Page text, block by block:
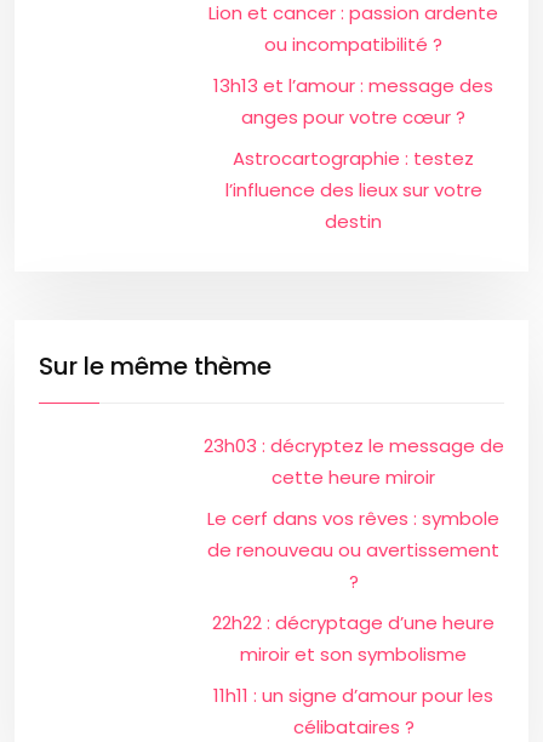
Lion et cancer : passion ardente
ou incompatibilité ?
13h13 et l’amour : message des
anges pour votre cœur ?
Astrocartographie : testez
l’influence des lieux sur votre
destin
Sur le même thème
23h03 : décryptez le message de
cette heure miroir
Le cerf dans vos rêves : symbole
de renouveau ou avertissement
?
22h22 : décryptage d’une heure
miroir et son symbolisme
11h11 : un signe d’amour pour les
célibataires ?